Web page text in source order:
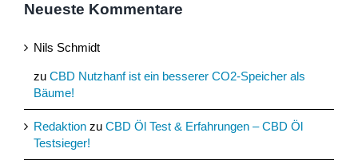
Neueste Kommentare
Nils Schmidt
zu CBD Nutzhanf ist ein besserer CO2-Speicher als
Bäume!
Redaktion zu CBD Öl Test & Erfahrungen – CBD Öl
Testsieger!